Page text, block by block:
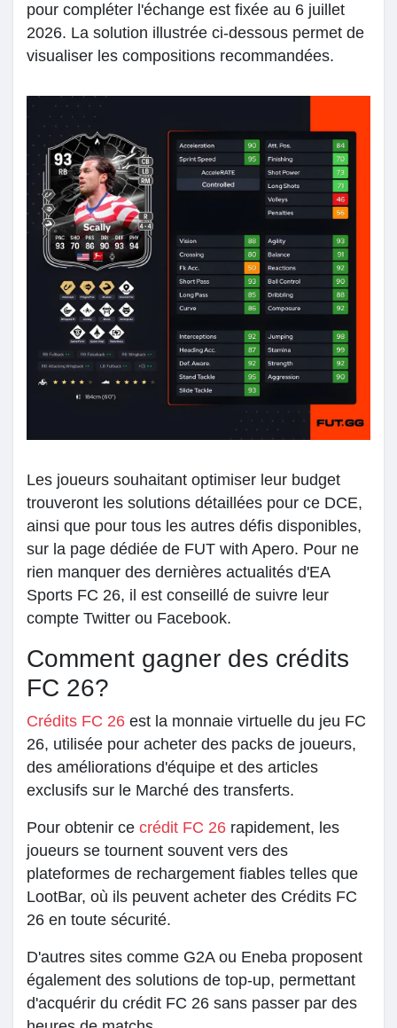
pour compléter l'échange est fixée au 6 juillet
2026. La solution illustrée ci-dessous permet de
visualiser les compositions recommandées.
Les joueurs souhaitant optimiser leur budget
trouveront les solutions détaillées pour ce DCE,
ainsi que pour tous les autres défis disponibles,
sur la page dédiée de FUT with Apero. Pour ne
rien manquer des dernières actualités d'EA
Sports FC 26, il est conseillé de suivre leur
compte Twitter ou Facebook.
Comment gagner des crédits
FC 26?
Crédits FC 26 est la monnaie virtuelle du jeu FC
26, utilisée pour acheter des packs de joueurs,
des améliorations d'équipe et des articles
exclusifs sur le Marché des transferts.
Pour obtenir ce crédit FC 26 rapidement, les
joueurs se tournent souvent vers des
plateformes de rechargement fiables telles que
LootBar, où ils peuvent acheter des Crédits FC
26 en toute sécurité.
D'autres sites comme G2A ou Eneba proposent
également des solutions de top-up, permettant
d'acquérir du crédit FC 26 sans passer par des